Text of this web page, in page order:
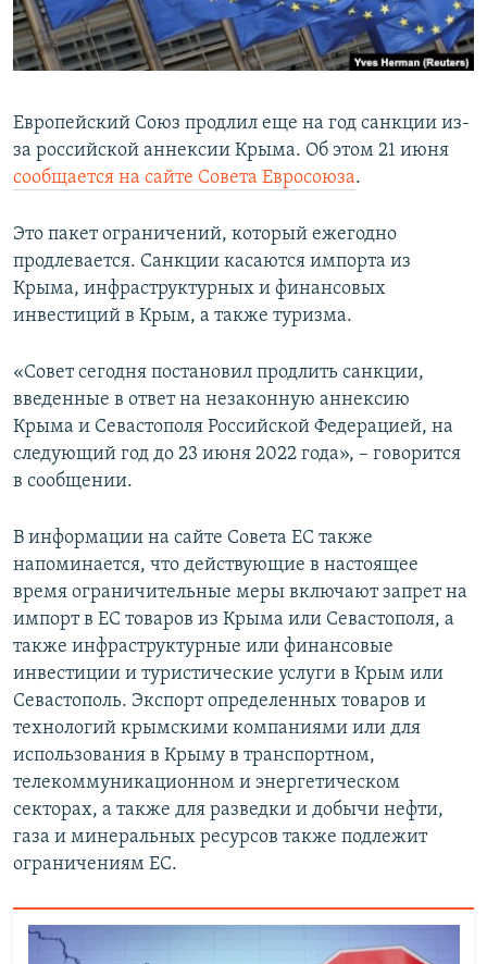
ПОБЕДИТЕЛЕЙ НЕ СУДЯТ?
КРЫМ.НЕПОКОРЕННЫЙ
УКРАИНСКАЯ ПРОБЛЕМА КРЫМА
ПРИСОЕДИНЯЙТЕСЬ!
Все сайты RFE/RL
Европейский Союз продлил еще на год санкции из-
за российской аннексии Крыма. Об этом 21 июня
сообщается на сайте Совета Евросоюза.
Это пакет ограничений, который ежегодно
продлевается. Санкции касаются импорта из
Крыма, инфраструктурных и финансовых
инвестиций в Крым, а также туризма.
«Совет сегодня постановил продлить санкции,
введенные в ответ на незаконную аннексию
Крыма и Севастополя Российской Федерацией, на
следующий год до 23 июня 2022 года», – говорится
в сообщении.
В информации на сайте Совета ЕС также
напоминается, что действующие в настоящее
время ограничительные меры включают запрет на
импорт в ЕС товаров из Крыма или Севастополя, а
также инфраструктурные или финансовые
инвестиции и туристические услуги в Крым или
Севастополь. Экспорт определенных товаров и
технологий крымскими компаниями или для
использования в Крыму в транспортном,
телекоммуникационном и энергетическом
секторах, а также для разведки и добычи нефти,
газа и минеральных ресурсов также подлежит
ограничениям ЕС.